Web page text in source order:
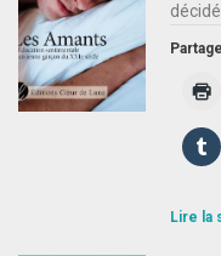
Lire la